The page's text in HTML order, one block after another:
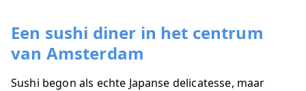
Een sushi diner in het centrum
van Amsterdam
Sushi begon als echte Japanse delicatesse, maar